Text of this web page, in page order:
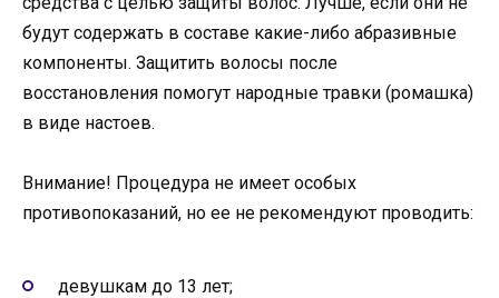
будут содержать в составе какие-либо абразивные
компоненты. Защитить волосы после
восстановления помогут народные травки (ромашка)
в виде настоев.
Внимание! Процедура не имеет особых
противопоказаний, но ее не рекомендуют проводить:
девушкам до 13 лет;